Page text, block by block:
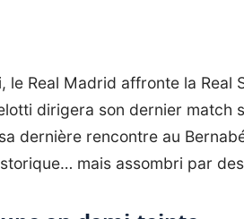
le Real Madrid affronte la
dirigera son dernier match
dernière rencontre au
mais assombri par